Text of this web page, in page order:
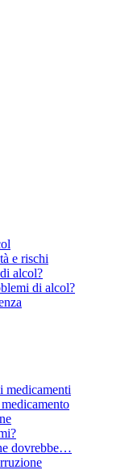
e rischi
alcol?
di alcol?
medicamenti
dovrebbe…